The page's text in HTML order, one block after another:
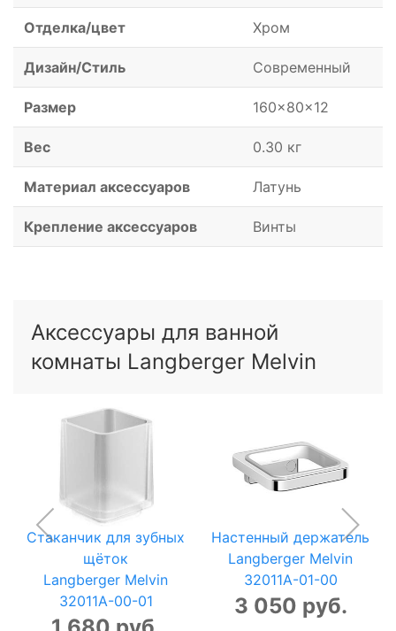
Отделка/цвет Хром
Дизайн/Стиль Современный
Размер 160x80x12
Вес 0.30 кг
Материал аксессуаров Латунь
Крепление аксессуаров Винты
Аксессуары для ванной
комнаты Langberger Melvin
Стаканчик для зубных
щёток
Langberger Melvin
32011A-00-01
Настенный держатель
Langberger Melvin
32011A-01-00
3 050 руб.